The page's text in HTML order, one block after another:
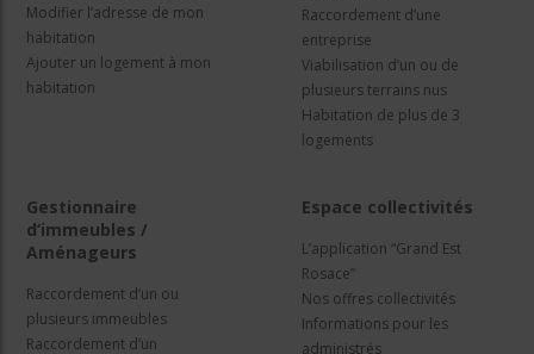
Modifier l’adresse de mon
habitation
Ajouter un logement à mon
habitation
Raccordement d’une
entreprise
Viabilisation d’un ou de
plusieurs terrains nus
Habitation de plus de 3
logements
Gestionnaire
d’immeubles /
Aménageurs
Raccordement d’un ou
plusieurs immeubles
Raccordement d’un
Espace collectivités
L’application “Grand Est
Rosace”
Nos offres collectivités
Informations pour les
administrés